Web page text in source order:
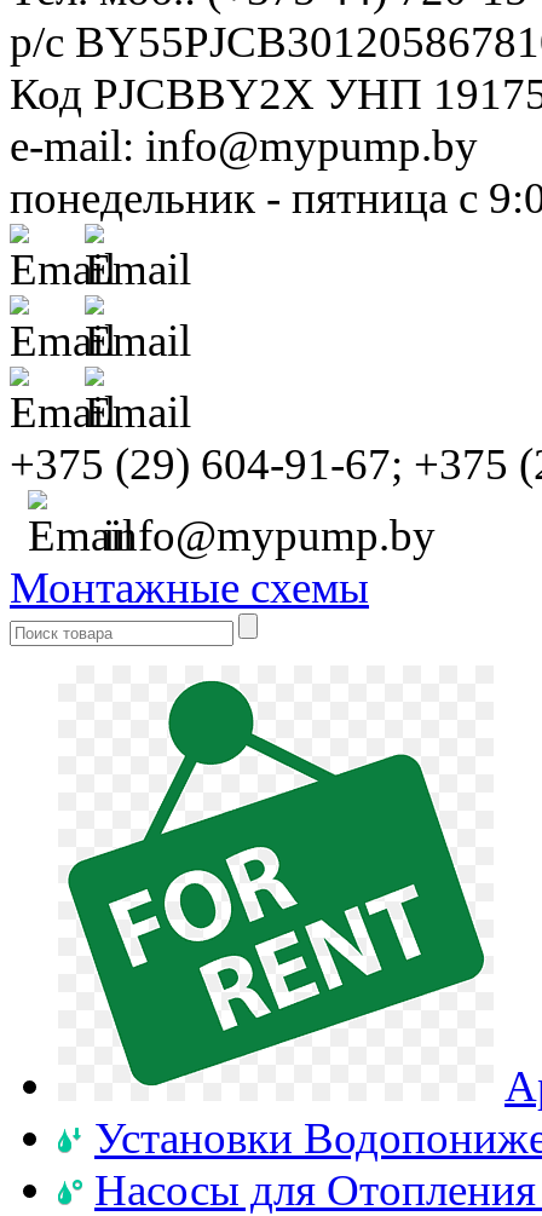
р/с
Код PJCBBY2X УНП
e-mail: info@mypump.by
понедельник - пятница с
+375 (29) 604-91-67; +375
info@mypump.by
Монтажные схемы
Установки
Насосы для